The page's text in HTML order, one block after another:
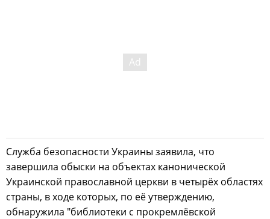
Служба безопасности Украины заявила, что
завершила обыски на объектах канонической
Украинской православной церкви в четырёх областях
страны, в ходе которых, по её утверждению,
обнаружила "библиотеки с прокремлёвской